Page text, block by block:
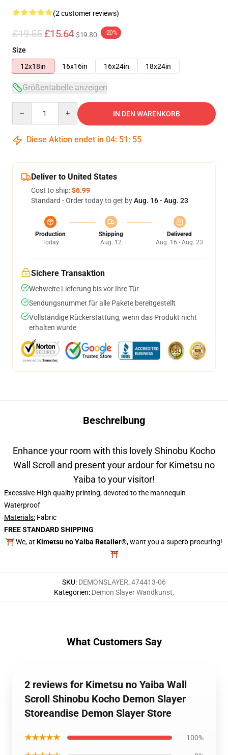
(2 customer reviews)
£19.55 £15.64 $19.80 -20%
Size
12x18in
16x16in 16x24in 18x24in
Größentabelle anzeigen
IN DEN WARENKORB
Diese Aktion endet in 04: 51 : 54
Deliver to United States
Cost to ship:$6.99
Standard - Order today to get byAug. 16 - Aug. 23
Production
Today
Shipping
Aug. 12
Delivered
Aug. 16 - Aug. 23
Sichere Transaktion
Weltweite Lieferung bis vor Ihre Tür
Sendungsnummer für alle Pakete bereitgestellt
Vollständige Rückerstattung, wenn das Produkt nicht
erhalten wurde
Beschreibung
Enhance your room with this lovely Shinobu Kocho
Wall Scroll and present your ardour for Kimetsu no
Yaiba to your visitor!
Excessive-High quality printing, devoted to the mannequin
Waterproof
Materials: Fabric
FREE STANDARD SHIPPING
⛩️ We, at Kimetsu no Yaiba Retailer®, want you a superb procuring!
⛩️
SKU: DEMONSLAYER_474413-06
Kategorien: Demon Slayer Wandkunst,
What Customers Say
2 reviews for Kimetsu no Yaiba Wall
Scroll Shinobu Kocho Demon Slayer
Storeandise Demon Slayer Store
★★★★★ 100%